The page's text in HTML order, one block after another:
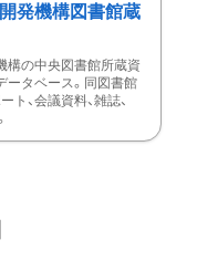
発機構図書館蔵
構の中央図書館所蔵資
ータベース。同図書館
ト、会議資料、雑誌、